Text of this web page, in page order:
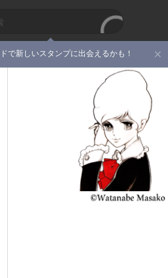
で新しいスタンプに出会えるかも！